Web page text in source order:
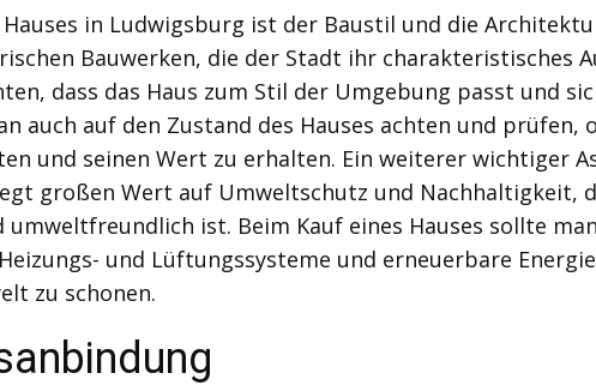
in Ludwigsburg ist der Baustil und die
Bauwerken, die der Stadt ihr charakteristisches
dass das Haus zum Stil der Umgebung passt und
auch auf den Zustand des Hauses achten und prüfen,
und seinen Wert zu erhalten. Ein weiterer wichtiger
großen Wert auf Umweltschutz und Nachhaltigkeit,
ist. Beim Kauf eines Hauses sollte
und Lüftungssysteme und erneuerbare
zu schonen.